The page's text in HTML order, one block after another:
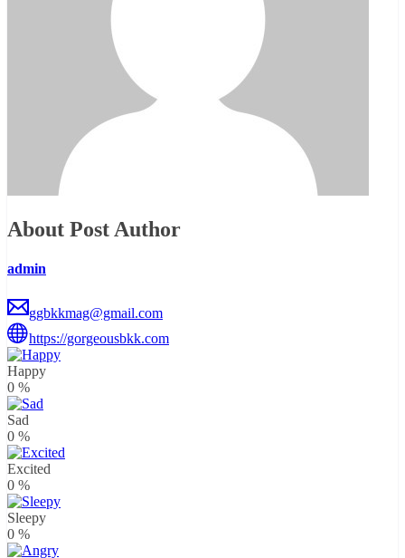
About Post Author
admin
ggbkkmag@gmail.com
https://gorgeousbkk.com
Happy
0 %
Sad
0 %
Excited
0 %
Sleepy
0 %